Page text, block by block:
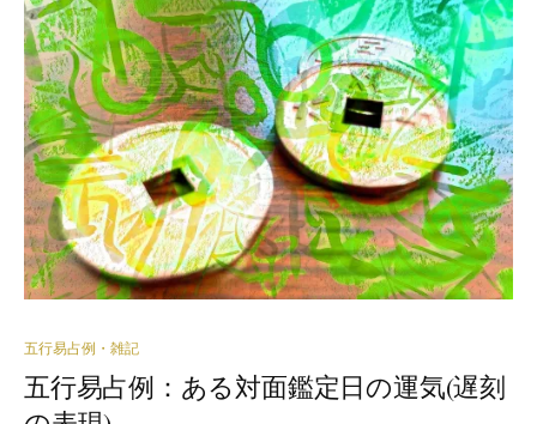
五行易占例・雑記
五行易占例：ある対面鑑定日の運気(遅刻